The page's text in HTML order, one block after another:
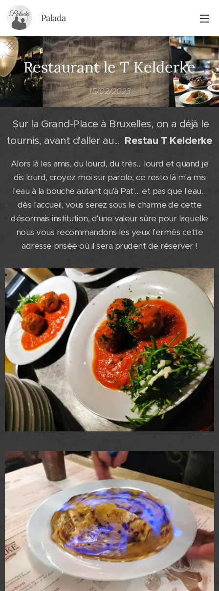
Palada
Restaurant le T Kelderke
15/02/2023
Sur la Grand-Place à Bruxelles, on a déjà le
tournis, avant d'aller au... Restau T Kelderke
Alors là les amis, du lourd, du très... lourd et quand je
dis lourd, croyez moi sur parole, ce resto là m'a mis
l'eau à la bouche autant qu'à Pat'... et pas que l'eau...
dès l'accueil, vous serez sous le charme de cette
désormais institution, d'une valeur sûre pour laquelle
nous vous recommandons les yeux fermés cette
adresse prisée où il sera prudent de réserver !